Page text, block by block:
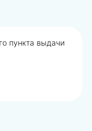
пункта выдачи